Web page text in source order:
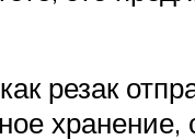
резак
хранение,